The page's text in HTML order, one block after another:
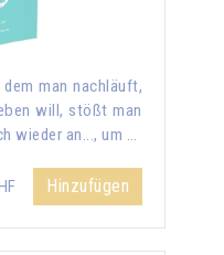
man nachläuft,
will, stößt man
wieder an..., um …
Hinzufügen